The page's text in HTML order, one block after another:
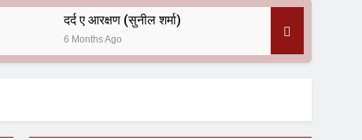
दर्द ए आरक्षण (सुनील शर्मा)
6 Months Ago